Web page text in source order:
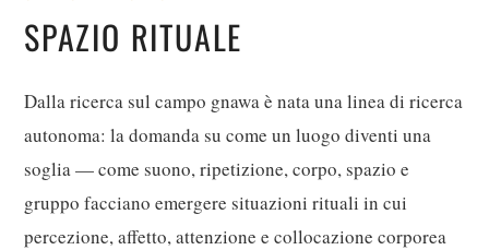
SPAZIO RITUALE
Dalla ricerca sul campo gnawa è nata una linea di ricerca
autonoma: la domanda su come un luogo diventi una
soglia — come suono, ripetizione, corpo, spazio e
gruppo facciano emergere situazioni rituali in cui
percezione, affetto, attenzione e collocazione corporea